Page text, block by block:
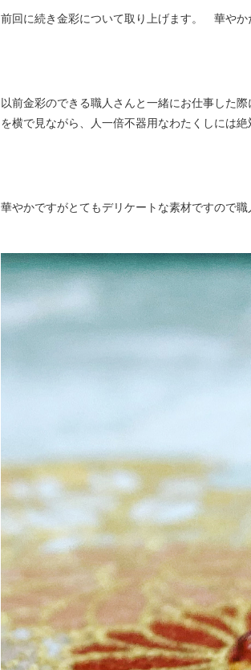
前回に続き金彩について取り上げます。 華やか
以前金彩のできる職人さんと一緒にお仕事した
を横で見ながら、人一倍不器用なわたくしには
華やかですがとてもデリケートな素材ですので職